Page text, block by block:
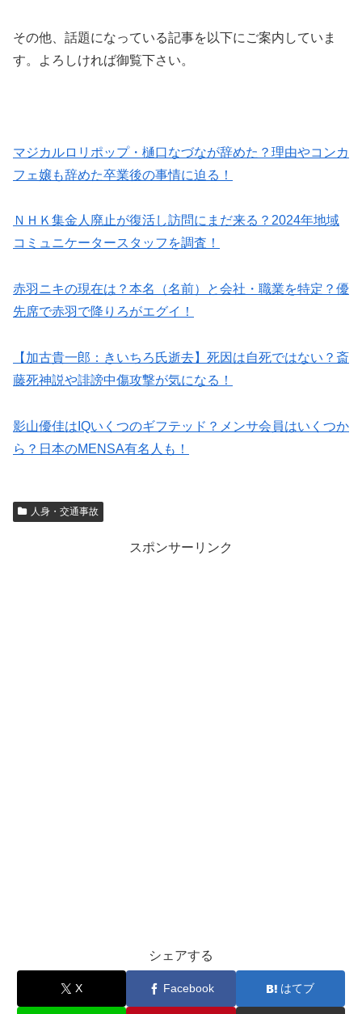
その他、話題になっている記事を以下にご案内していま
す。よろしければ御覧下さい。
マジカルロリポップ・樋口なづなが辞めた？理由やコンカ
フェ嬢も辞めた卒業後の事情に迫る！
ＮＨＫ集金人廃止が復活し訪問にまだ来る？2024年地域
コミュニケータースタッフを調査！
赤羽ニキの現在は？本名（名前）と会社・職業を特定？優
先席で赤羽で降りろがエグイ！
【加古貴一郎：きいちろ氏逝去】死因は自死ではない？斎
藤死神説や誹謗中傷攻撃が気になる！
影山優佳はIQいくつのギフテッド？メンサ会員はいくつか
ら？日本のMENSA有名人も！
人身・交通事故
スポンサーリンク
シェアする
X Facebook はてブ